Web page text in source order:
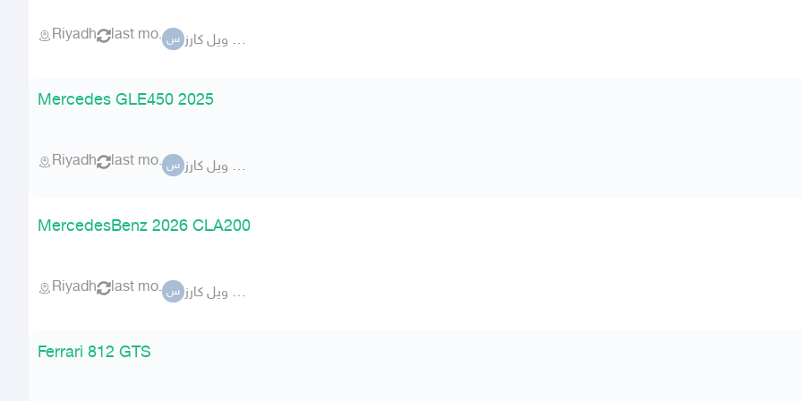
Riyadh last mo. س ستير ويل كارز
Mercedes GLE450 2025
Riyadh last mo. س ستير ويل كارز
MercedesBenz 2026 CLA200
Riyadh last mo. س ستير ويل كارز
Ferrari 812 GTS